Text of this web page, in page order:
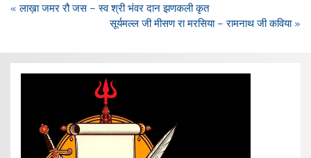
Post
« लाख़ा जमर रौ जस – स्व श्री भंवर दान झणकली कृत
सूर्यमल्ल जी मीसण रा मरसिया – रामनाथ जी कविया »